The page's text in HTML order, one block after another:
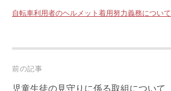
自転車利用者のヘルメット着用努力義務について
Post
navigation
前の記事
児童生徒の見守りに係る取組について